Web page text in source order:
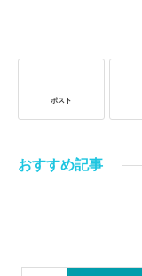
ポスト
おすすめ記事